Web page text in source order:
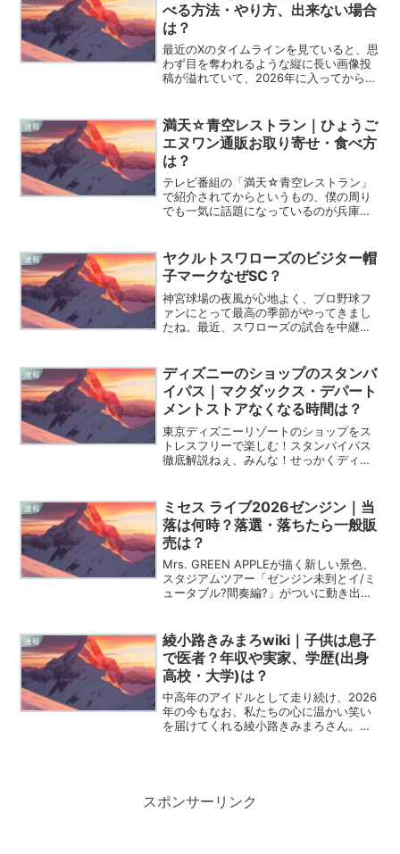
べる方法・やり方、出来ない場合
は？
最近のXのタイムラインを見ていると、思
わず目を奪われるような縦に長い画像投
稿が溢れていて、2026年に入ってからと
縦に繋がって表示されるあの演出は、ま
るで一本の映画を見...
速報
満天☆青空レストラン｜ひょうご
エヌワン通販お取り寄せ・食べ方
は？
テレビ番組の「満天☆青空レストラン」
で紹介されてからというもの、僕の周り
でも一気に話題になっているのが兵庫県
いると、一口食べた瞬間にその固定観念
を根底から覆されてしまう...
速報
ヤクルトスワローズのビジター帽
子マークなぜSC？
神宮球場の夜風が心地よく、プロ野球フ
ァンにとって最高の季節がやってきまし
たね。最近、スワローズの試合を中継や
て、不思議に思った方も多いのではない
でしょうか。「いつもの...
速報
ディズニーのショップのスタンバ
イパス｜マクダックス・デパート
メントストアなくなる時間は？
東京ディズニーリゾートのショップをス
トレスフリーで楽しむ！スタンバイパス
徹底解説ねぇ、みんな！せっかくディズ
イベントが始まったり、ダッフィー＆フ
レンズの新作が出る日なん...
速報
ミセス ライブ2026ゼンジン｜当
落は何時？落選・落ちたら一般販
売は？
Mrs. GREEN APPLEが描く新しい景色、
スタジアムツアー「ゼンジン未到とイ/ミ
ュータブル?間奏編?」がついに動き出し
聞こえそうなくらいソワソワしている時
期では...
速報
綾小路きみまろwiki｜子供は息子
で医者？年収や実家、学歴(出身
高校・大学)は？
中高年のアイドルとして走り続け、2026
年の今もなお、私たちの心に温かい笑い
を届けてくれる綾小路きみまろさん。彼
スポンサーリンク